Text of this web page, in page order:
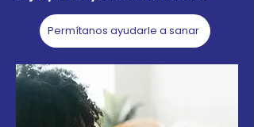
Permítanos ayudarle a sanar